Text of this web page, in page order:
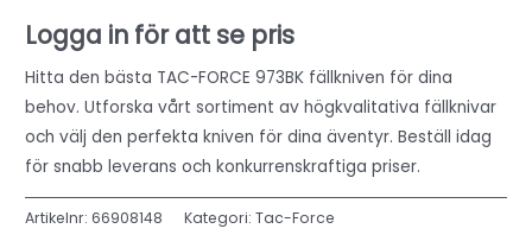
Logga in för att se pris
Hitta den bästa TAC-FORCE 973BK fällkniven för dina
behov. Utforska vårt sortiment av högkvalitativa fällknivar
och välj den perfekta kniven för dina äventyr. Beställ idag
för snabb leverans och konkurrenskraftiga priser.
Artikelnr:66908148 Kategori:Tac-Force